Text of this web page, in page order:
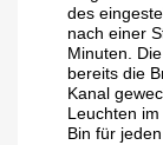
des
nach einer
Minuten.
bereits die
Kanal
Leuchten im
Bin für